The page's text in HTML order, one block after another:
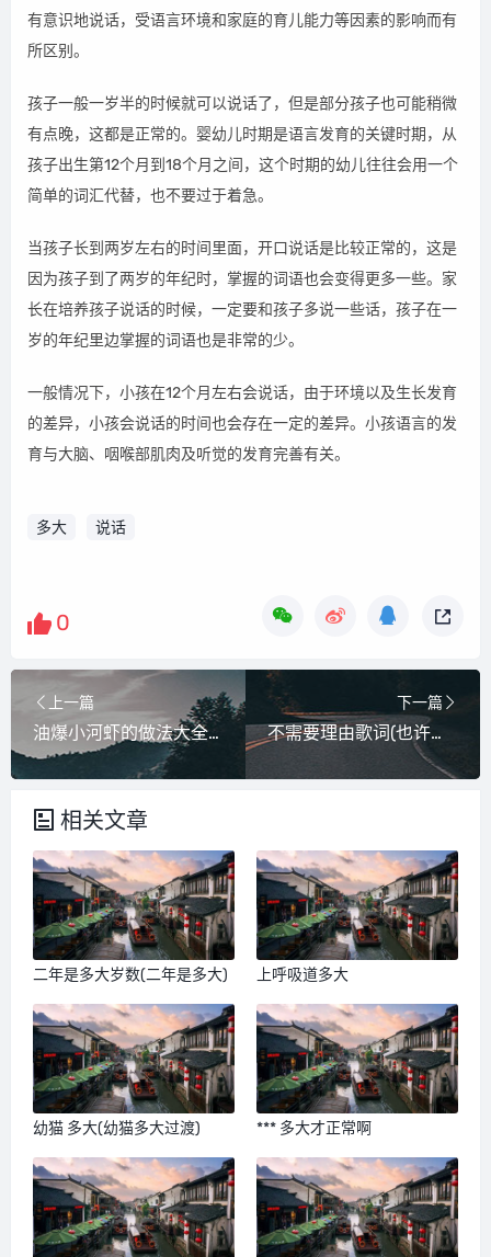
有意识地说话，受语言环境和家庭的育儿能力等因素的影响而有
所区别。
孩子一般一岁半的时候就可以说话了，但是部分孩子也可能稍微
有点晚，这都是正常的。婴幼儿时期是语言发育的关键时期，从
孩子出生第12个月到18个月之间，这个时期的幼儿往往会用一个
简单的词汇代替，也不要过于着急。
当孩子长到两岁左右的时间里面，开口说话是比较正常的，这是
因为孩子到了两岁的年纪时，掌握的词语也会变得更多一些。家
长在培养孩子说话的时候，一定要和孩子多说一些话，孩子在一
岁的年纪里边掌握的词语也是非常的少。
一般情况下，小孩在12个月左右会说话，由于环境以及生长发育
的差异，小孩会说话的时间也会存在一定的差异。小孩语言的发
育与大脑、咽喉部肌肉及听觉的发育完善有关。
多大 说话
0
上一篇
油爆小河虾的做法大全(油爆河虾的做法大全)
下一篇
不需要理由歌词(也许没有如果歌词)
相关文章
二年是多大岁数(二年是多大) 上呼吸道多大
幼猫 多大(幼猫多大过渡) *** 多大才正常啊